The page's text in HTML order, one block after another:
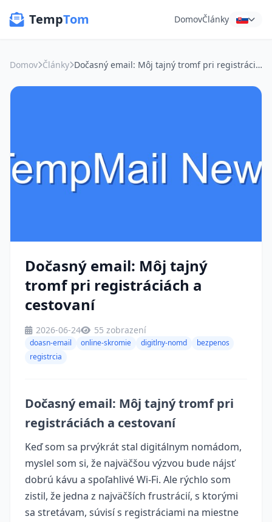
TempTom DomovČlánky
Domov Články Dočasný email: Môj tajný tromf pri registráciách a cestovaní
Dočasný email: Môj tajný
tromf pri registráciách a
cestovaní
2026-06-24 55 zobrazení
doasn-email online-skromie digitlny-nomd
bezpenos
registrcia
Dočasný email: Môj tajný tromf pri
registráciách a cestovaní
Keď som sa prvýkrát stal digitálnym nomádom,
myslel som si, že najväčšou výzvou bude nájsť
dobrú kávu a spoľahlivé Wi-Fi. Ale rýchlo som
zistil, že jedna z najväčších frustrácií, s ktorými
sa stretávam, súvisí s registráciami na miestne